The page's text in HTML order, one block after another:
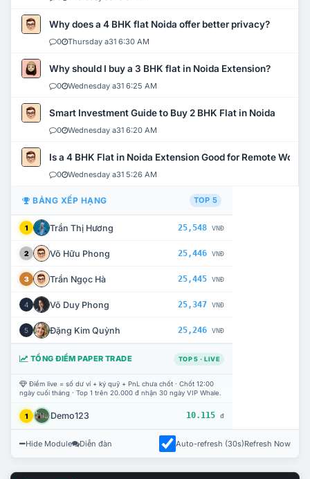
Why does a 4 BHK flat Noida offer better privacy?
0 Thursday a31 6:30 AM
Why should I buy a 3 BHK flat in Noida Extension?
0 Wednesday a31 6:25 AM
Smart Investment Guide to Buy 2 BHK Flat in Noida
0 Wednesday a31 6:20 AM
Is a 4 BHK Flat in Noida Extension Good for Remote Work?
0 Wednesday a31 5:26 AM
BẢNG XẾP HẠNG TOP 5
1 Trần Thị Hương 25,548 VNĐ
2 Võ Hữu Phong 25,446 VNĐ
3 Trần Ngọc Hà 25,445 VNĐ
4 Võ Duy Phong 25,347 VNĐ
5 Đặng Kim Quỳnh 25,246 VNĐ
TỔNG ĐIỂM PAPER TRADE TOP 5 · LIVE
Điểm live = số dư ví + ký quỹ + PnL chưa chốt · Chốt 12:00
ngày cuối tháng · Top 1 trên 20.000 đ nhận 30 ngày VIP Whale.
1 Demo123 10.115 đ
Hide Module Diễn đàn Auto-refresh (30s)Refresh Now